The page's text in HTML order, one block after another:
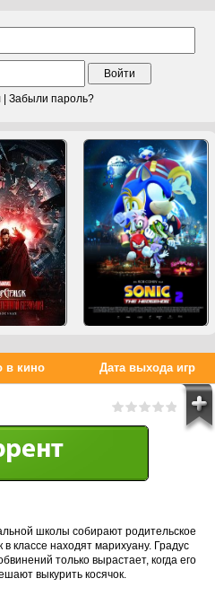
Войти
Забыли пароль?
школы собирают родительское
в классе находят марихуану. Градус
только вырастает, когда его
выкурить косячок.
в кино Дата выхода игр